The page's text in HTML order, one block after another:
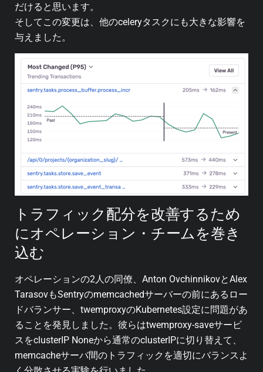
だけると思います。
そしてこの変更は、他のceleryタスクにも大きな影響を
与えました。
トラフィック配分を改善するため
にオペレーション・チームを巻き
込む
オペレーションの2人の同僚、Anton OvchinnikovとAlex
TarasovもSentryのmemcachedサーバーの前にあるロー
ドバランサー、twemproxyのKubernetes設定に問題があ
ることを発見しました。彼らはtwemproxy-saveサービ
スをclusterIP Noneから通常のclusterIPに切り替えて、
memcacheサーバ間のトラフィックを適切にバランスよ